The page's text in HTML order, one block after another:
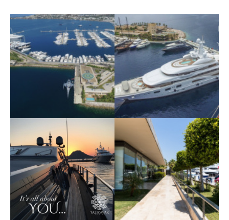
Крупнейшая марина
Средиземноморья
Yalıkavak Marina 1
Крупнейшая марина
Средиземноморья
Yalıkavak Marina 2
Крупнейшая марина
Средиземноморья
Yalıkavak Marina 3
Крупнейшая марина
Средиземноморья
Yalıkavak Marina 4